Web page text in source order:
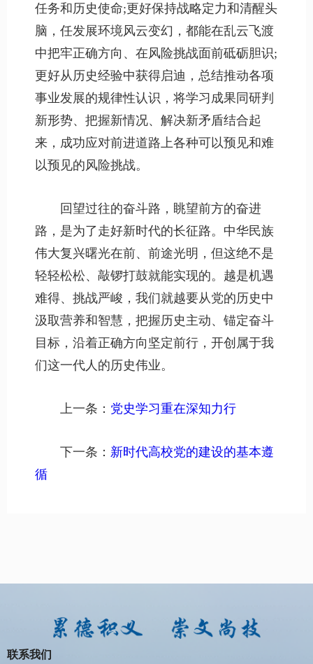
任务和历史使命;更好保持战略定力和清醒头
脑，任发展环境风云变幻，都能在乱云飞渡
中把牢正确方向、在风险挑战面前砥砺胆识;
更好从历史经验中获得启迪，总结推动各项
事业发展的规律性认识，将学习成果同研判
新形势、把握新情况、解决新矛盾结合起
来，成功应对前进道路上各种可以预见和难
以预见的风险挑战。
回望过往的奋斗路，眺望前方的奋进
路，是为了走好新时代的长征路。中华民族
伟大复兴曙光在前、前途光明，但这绝不是
轻轻松松、敲锣打鼓就能实现的。越是机遇
难得、挑战严峻，我们就越要从党的历史中
汲取营养和智慧，把握历史主动、锚定奋斗
目标，沿着正确方向坚定前行，开创属于我
们这一代人的历史伟业。
上一条： 党史学习重在深知力行
下一条： 新时代高校党的建设的基本遵
循
联系我们